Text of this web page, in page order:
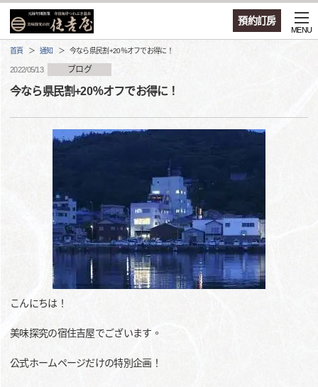
預約訂房
MENU
首頁 通知 今なら県民割+20％オフでお得に！
2022/05/13 ブログ
今なら県民割+20％オフでお得に！
こんにちは！
美味探究の宿住吉屋でございます。
公式ホームページだけの特別企画！